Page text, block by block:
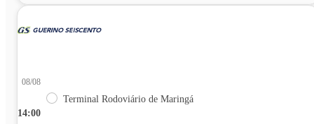
14:00
08/08
Terminal Rodoviário de Maringá